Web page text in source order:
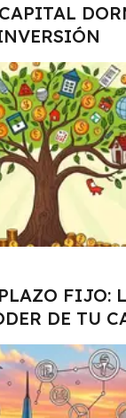
FIJO:
DE TU